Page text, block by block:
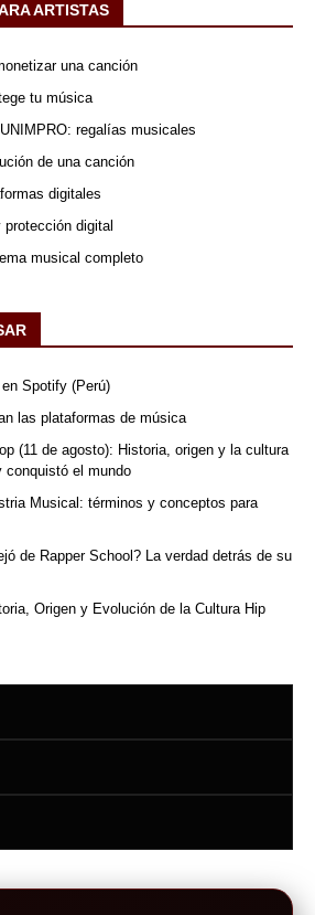
ARTISTAS
una canción
tu música
regalías musicales
de una canción
digitales
digital
musical completo
Spotify (Perú)
las plataformas de música
(11 de agosto): Historia, origen y la cultura
conquistó el mundo
Musical: términos y conceptos para
de Rapper School? La verdad detrás de su
Origen y Evolución de la Cultura Hip